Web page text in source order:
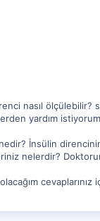
nasıl ölçülebilir?
yardım
İnsülin
nelerdir?
cevaplarınız